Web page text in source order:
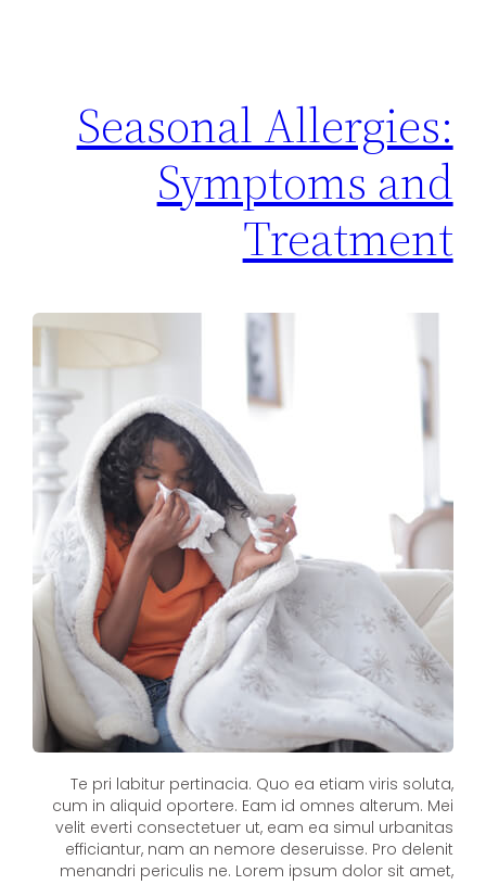
Seasonal Allergies:
Symptoms and
Treatment
Te pri labitur pertinacia. Quo ea etiam viris soluta,
cum in aliquid oportere. Eam id omnes alterum. Mei
velit everti consectetuer ut, eam ea simul urbanitas
efficiantur, nam an nemore deseruisse. Pro delenit
menandri periculis ne. Lorem ipsum dolor sit amet,